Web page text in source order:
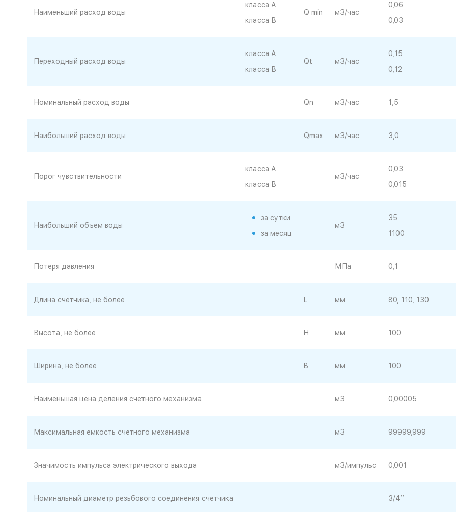
Наименьший расход воды
класса А
класса В
Q min м3/час
0,06
0,03
Переходный расход воды
класса А
класса В
Qt м3/час
0,15
0,12
Номинальный расход воды Qn м3/час 1,5
Наибольший расход воды Qmax м3/час 3,0
Порог чувствительности
класса А
класса В
м3/час
0,03
0,015
Наибольший объем воды
за сутки
за месяц
м3
35
1100
Потеря давления МПа 0,1
Длина счетчика, не более L мм 80, 110, 130
Высота, не более H мм 100
Ширина, не более B мм 100
Наименьшая цена деления счетного механизма м3 0,00005
Максимальная емкость счетного механизма м3 99999,999
Значимость импульса электрического выхода м3/импульс 0,001
Номинальный диаметр резьбового соединения счетчика 3/4’’